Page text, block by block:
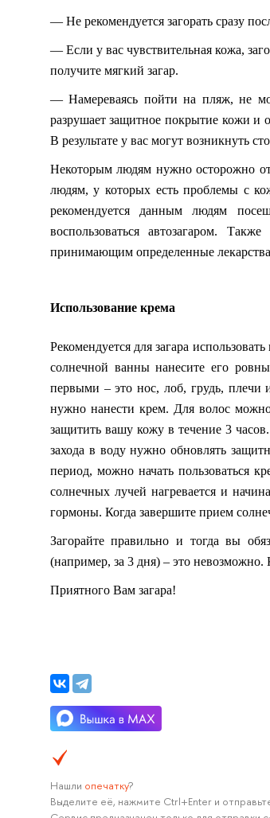
— Не рекомендуется загорать сразу
— Если у вас чувствительная кожа,
получите мягкий загар.
— Намереваясь пойти на пляж, не
разрушает защитное покрытие кожи и
В результате у вас могут возникнуть
Некоторым людям нужно осторожно
людям, у которых есть проблемы с
рекомендуется данным людям
воспользоваться автозагаром.
принимающим определенные лекарства
Использование крема
Рекомендуется для загара
солнечной ванны нанесите его
первыми – это нос, лоб, грудь,
нужно нанести крем. Для волос
защитить вашу кожу в течение 3
захода в воду нужно обновлять
период, можно начать пользоваться
солнечных лучей нагревается и
гормоны. Когда завершите прием
Загорайте правильно и тогда вы
(например, за 3 дня) – это
Приятного Вам загара!
Нашли опечатку?
Выделите её, нажмите Ctrl+Enter и